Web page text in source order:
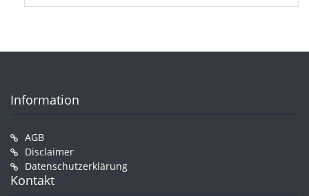
Information
AGB
Disclaimer
Datenschutzerklärung
Kontakt